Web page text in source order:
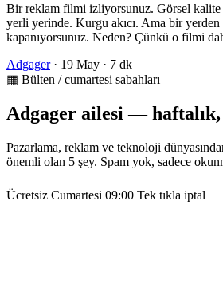
Bir reklam filmi izliyorsunuz. Görsel kalite
yerli yerinde. Kurgu akıcı. Ama bir
kapanıyorsunuz. Neden? Çünkü o filmi
Adgager · 19 May · 7 dk
▦ Bülten / cumartesi sabahları
Adgager ailesi — haftalık,
Pazarlama, reklam ve teknoloji
önemli olan 5 şey. Spam yok, sadece
Ücretsiz Cumartesi 09:00 Tek tıkla iptal